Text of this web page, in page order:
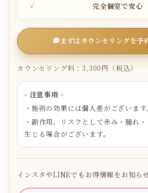
完全個室で安心
まずはカウンセリングを予
カウンセリング料：3,300円（税込）
- 注意事項 -
・施術の効果には個人差がございます
・副作用、リスクとして赤み・腫れ
生じる場合がございます。
インスタやLINEでもお得情報をお知ら